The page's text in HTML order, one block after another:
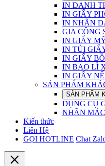
IN DANH
IN GIẤY
IN NHÃN
GIA CÔNG
IN GIẤY
IN TÚI
IN GIẤY
IN BAO LÌ
IN GIẤY
SẢN PHẨM
SẢN PHẨM
DỤNG CỤ
NHÃN
Kiến thức
Liên Hệ
GỌI HOTLINE Chat